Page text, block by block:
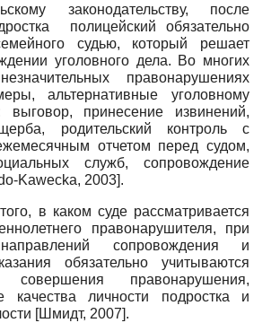
законодательству, после
полицейский обязательно
судью, который решает
уголовного дела. Во многих
правонарушениях
альтернативные уголовному
выговор, принесение извинений,
родительский контроль с
отчетом перед судом,
служб, сопровождение
Kawecka, 2003].
в каком суде рассматривается
правонарушителя, при
сопровождения и
обязательно учитываются
совершения правонарушения,
качества личности подростка и
[Шмидт, 2007].